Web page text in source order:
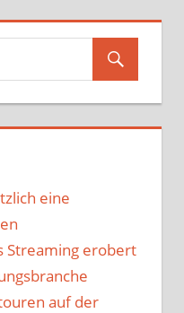
eine
Streaming erobert
auf der